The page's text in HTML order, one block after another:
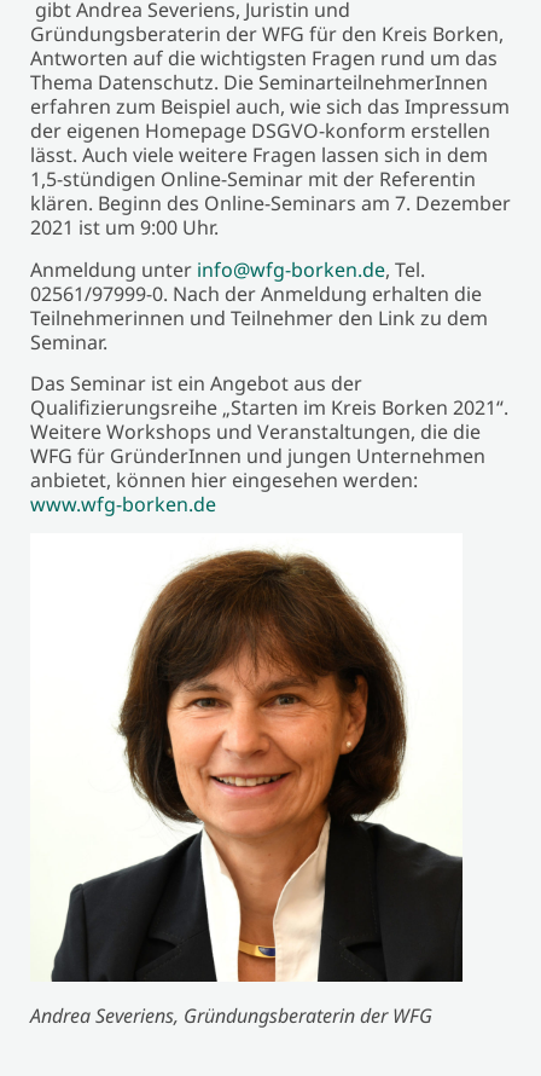
gibt Andrea Severiens, Juristin und
Gründungsberaterin der WFG für den Kreis Borken,
Antworten auf die wichtigsten Fragen rund um das
Thema Datenschutz. Die SeminarteilnehmerInnen
erfahren zum Beispiel auch, wie sich das Impressum
der eigenen Homepage DSGVO-konform erstellen
lässt. Auch viele weitere Fragen lassen sich in dem
1,5-stündigen Online-Seminar mit der Referentin
klären. Beginn des Online-Seminars am 7. Dezember
2021 ist um 9:00 Uhr.
Anmeldung unter info@wfg-borken.de, Tel.
02561/97999-0. Nach der Anmeldung erhalten die
Teilnehmerinnen und Teilnehmer den Link zu dem
Seminar.
Das Seminar ist ein Angebot aus der
Qualifizierungsreihe „Starten im Kreis Borken 2021“.
Weitere Workshops und Veranstaltungen, die die
WFG für GründerInnen und jungen Unternehmen
anbietet, können hier eingesehen werden:
www.wfg-borken.de
Andrea Severiens, Gründungsberaterin der WFG